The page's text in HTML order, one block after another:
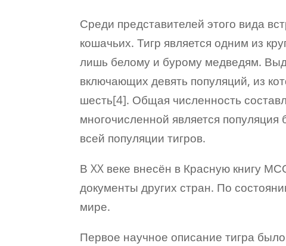
Среди представителей этого вида
кошачьих. Тигр является одним из
лишь белому и бурому медведям.
включающих девять популяций, из
шесть[4]. Общая численность
многочисленной является популяция
всей популяции тигров.
В XX веке внесён в Красную книгу
документы других стран. По
мире.
Первое научное описание тигра